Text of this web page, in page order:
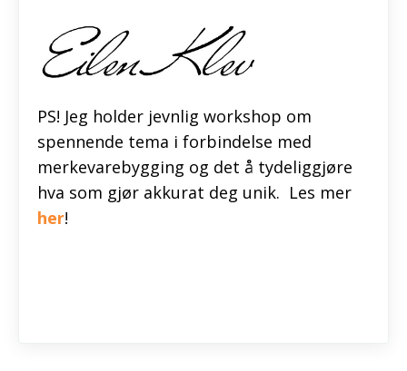
PS! Jeg holder jevnlig workshop om
spennende tema i forbindelse med
merkevarebygging og det å tydeliggjøre
hva som gjør akkurat deg unik. Les mer
her!